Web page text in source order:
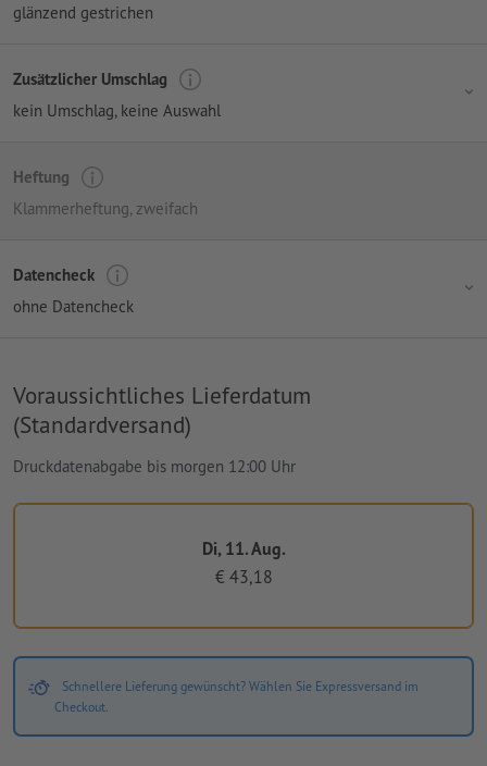
glänzend gestrichen
Zusätzlicher Umschlag
kein Umschlag, keine Auswahl
Heftung
Klammerheftung, zweifach
Datencheck
ohne Datencheck
Voraussichtliches Lieferdatum
(Standardversand)
Druckdatenabgabe bis morgen 12:00 Uhr
Di, 11. Aug.
€ 43,18
Schnellere Lieferung gewünscht? Wählen Sie Expressversand im
Checkout.